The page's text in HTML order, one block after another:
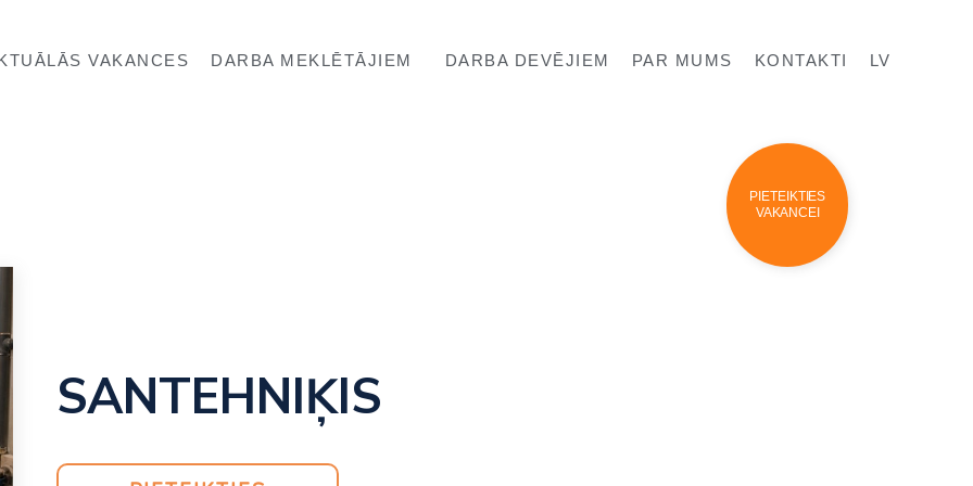
VAKANCES DARBA MEKLĒTĀJIEM DARBA DEVĒJIEM PAR MUMS KONTAKTI LV
PIETEIKTIES
VAKANCEI
SANTEHNIĶIS